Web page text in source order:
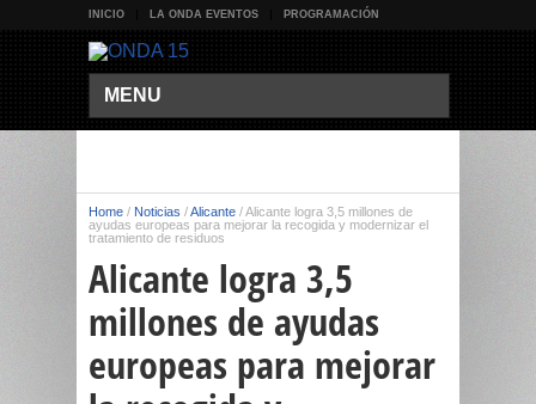
INICIO LA ONDA EVENTOS PROGRAMACIÓN
MENU
Home / Noticias /Alicante /Alicante logra 3,5 millones de
ayudas europeas para mejorar la recogida y modernizar el
tratamiento de residuos
Alicante logra 3,5
millones de ayudas
europeas para mejorar